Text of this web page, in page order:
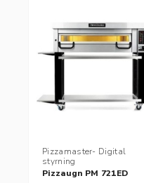
Pizzamaster- Digital
styrning
Pizzaugn PM 721ED